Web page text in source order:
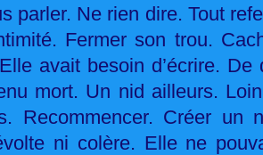
parler. Ne rien dire. Tout
Fermer son trou.
avait besoin d’écrire.
mort. Un nid ailleurs.
Recommencer. Créer un
ni colère. Elle ne